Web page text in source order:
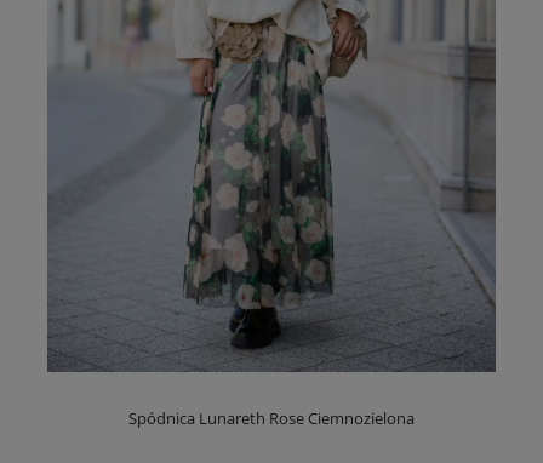
Spódnica Lunareth Rose Ciemnozielona